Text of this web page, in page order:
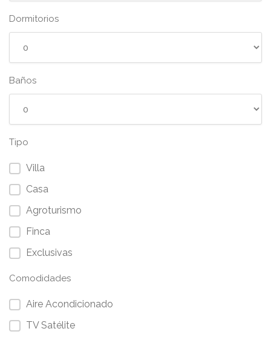
Dormitorios
Baños
Tipo
Villa
Casa
Agroturismo
Finca
Exclusivas
Comodidades
Aire Acondicionado
TV Satélite